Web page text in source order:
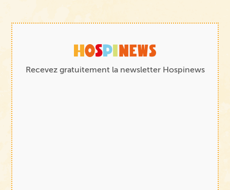
Recevez gratuitement la newsletter Hospinews